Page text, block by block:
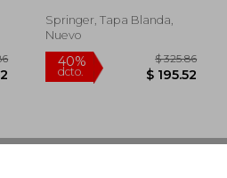
Health Sensors (en
Inglés)
Jiaqian
Springer, Tapa Blanda,
Nuevo